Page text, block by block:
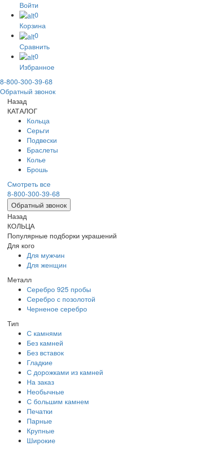
Войти
0
Корзина
0
Сравнить
0
Избранное
8-800-300-39-68
Обратный звонок
Назад
КАТАЛОГ
Кольца
Серьги
Подвески
Браслеты
Колье
Брошь
Смотреть все
8-800-300-39-68
Обратный звонок
Назад
КОЛЬЦА
Популярные подборки украшений
Для кого
Для мужчин
Для женщин
Металл
Серебро 925 пробы
Серебро с позолотой
Черненое серебро
Тип
С камнями
Без камней
Без вставок
Гладкие
С дорожками из камней
На заказ
Необычные
С большим камнем
Печатки
Парные
Крупные
Широкие